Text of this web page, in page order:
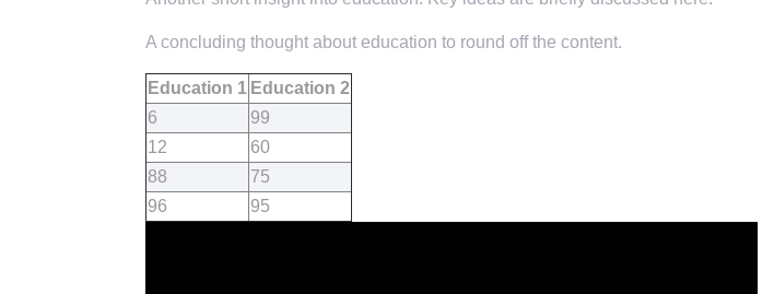
A concluding thought about education to round off the content.
Education 1 Education 2
6
99
12
60
88
75
96
95